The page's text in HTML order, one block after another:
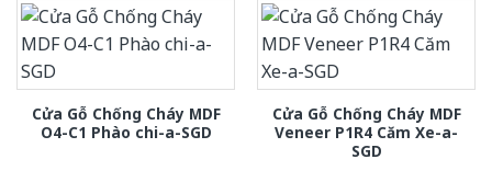
Cửa Gỗ Chống Cháy MDF
O4-C1 Phào chi-a-SGD
Cửa Gỗ Chống Cháy MDF
Veneer P1R4 Căm Xe-a-
SGD